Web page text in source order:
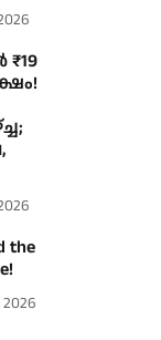
the
2026